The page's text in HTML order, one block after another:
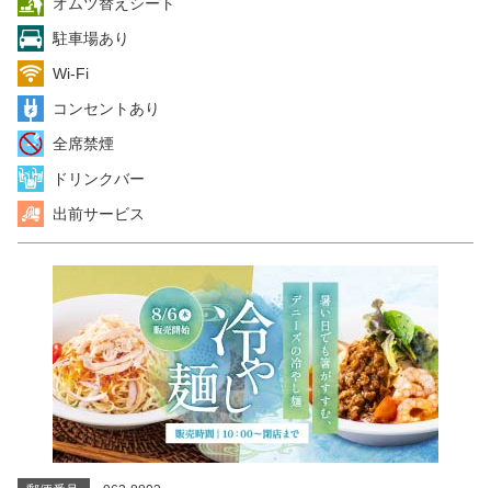
駐車場あり
Wi-Fi
コンセントあり
全席禁煙
ドリンクバー
出前サービス